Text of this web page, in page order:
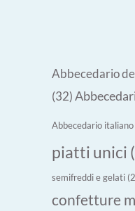
Abbecedario
(32)
Abbecedario italiano
piatti unici
semifreddi e gelati
confetture